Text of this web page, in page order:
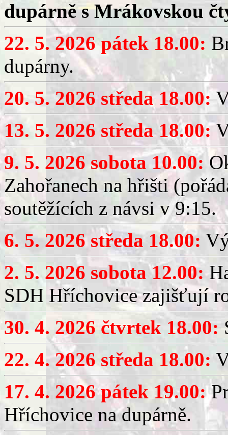
dupárně s Mrákovskou
22. 5. 2026 pátek 18.00:
dupárny.
20. 5. 2026 středa 18.00:
13. 5. 2026 středa 18.00:
9. 5. 2026 sobota 10.00:
Zahořanech na hřišti
soutěžících z návsi v 9:15.
6. 5. 2026 středa 18.00:
2. 5. 2026 sobota 12.00:
SDH Hříchovice zajišťují
30. 4. 2026 čtvrtek 18.00:
22. 4. 2026 středa 18.00:
17. 4. 2026 pátek 19.00:
Hříchovice na dupárně.